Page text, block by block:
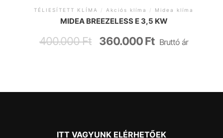
TÉLIESÍTETT KLÍMA / Akciós klíma / Midea klíma
MIDEA BREEZELESS E 3,5 KW
400.000Ft 360.000Ft Bruttó ár
ITT VAGYUNK ELÉRHETŐEK